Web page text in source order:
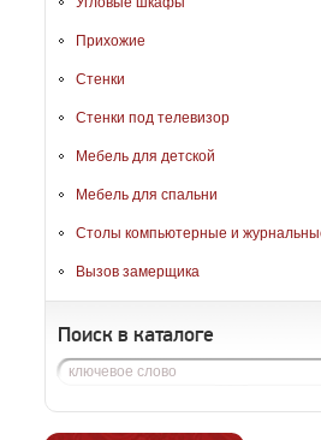
Прихожие
Стенки
Стенки под телевизор
Мебель для детской
Мебель для спальни
Столы компьютерные и
Вызов замерщика
Поиск в каталоге